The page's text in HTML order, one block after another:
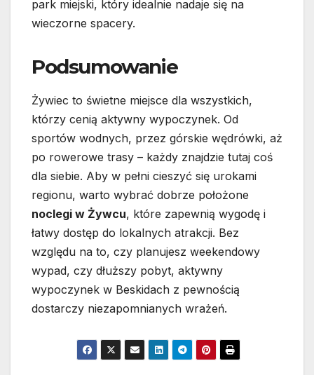
park miejski, który idealnie nadaje się na
wieczorne spacery.
Podsumowanie
Żywiec to świetne miejsce dla wszystkich,
którzy cenią aktywny wypoczynek. Od
sportów wodnych, przez górskie wędrówki, aż
po rowerowe trasy – każdy znajdzie tutaj coś
dla siebie. Aby w pełni cieszyć się urokami
regionu, warto wybrać dobrze położone
noclegi w Żywcu, które zapewnią wygodę i
łatwy dostęp do lokalnych atrakcji. Bez
względu na to, czy planujesz weekendowy
wypad, czy dłuższy pobyt, aktywny
wypoczynek w Beskidach z pewnością
dostarczy niezapomnianych wrażeń.